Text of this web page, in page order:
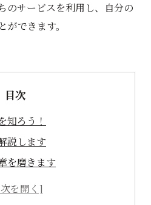
のサービスを利用し、自分の
できます。
目次
知ろう！
説します
を磨きます
こだわります